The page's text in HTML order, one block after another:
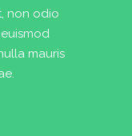
non odio
mauris